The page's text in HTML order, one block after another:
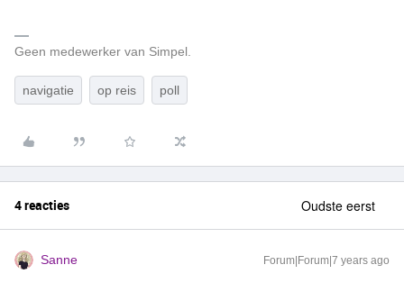
Geen medewerker van Simpel.
navigatie op reis poll
4 reacties Oudste eerst
Sanne Forum|Forum|7 years ago